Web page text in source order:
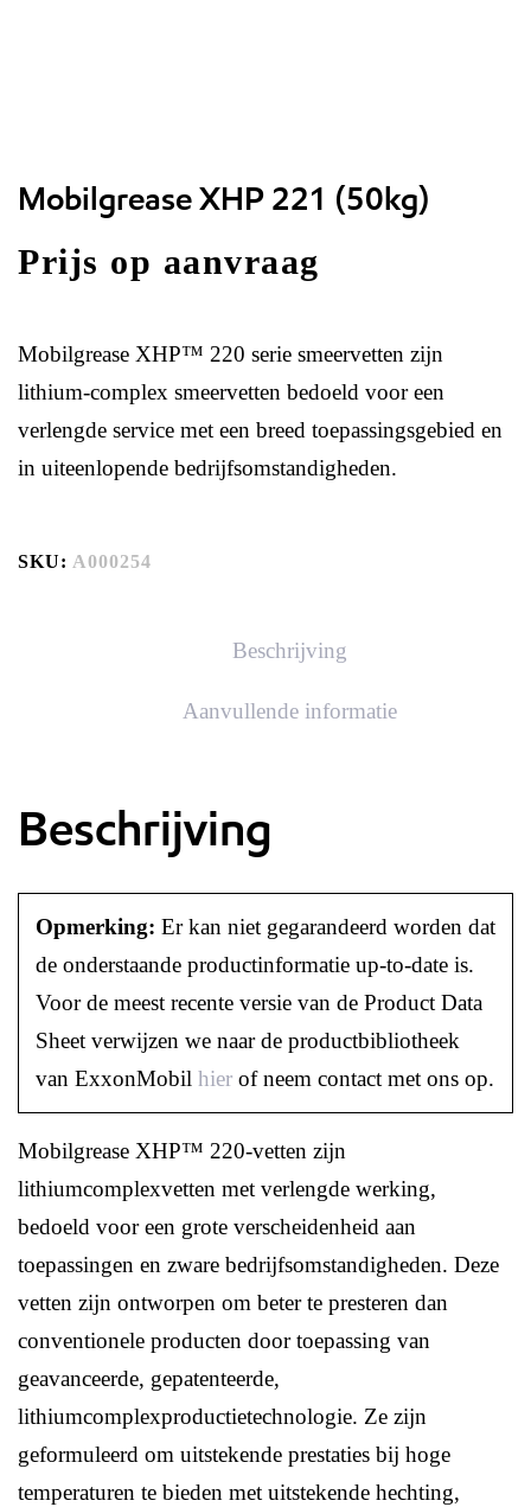
Mobilgrease XHP 221 (50kg)
Prijs op aanvraag
Mobilgrease XHP™ 220 serie smeervetten zijn
lithium-complex smeervetten bedoeld voor een
verlengde service met een breed toepassingsgebied en
in uiteenlopende bedrijfsomstandigheden.
SKU: A000254
Beschrijving
Aanvullende informatie
Beschrijving
Opmerking: Er kan niet gegarandeerd worden dat
de onderstaande productinformatie up-to-date is.
Voor de meest recente versie van de Product Data
Sheet verwijzen we naar de productbibliotheek
van ExxonMobil hier of neem contact met ons op.
Mobilgrease XHP™ 220-vetten zijn
lithiumcomplexvetten met verlengde werking,
bedoeld voor een grote verscheidenheid aan
toepassingen en zware bedrijfsomstandigheden. Deze
vetten zijn ontworpen om beter te presteren dan
conventionele producten door toepassing van
geavanceerde, gepatenteerde,
lithiumcomplexproductietechnologie. Ze zijn
geformuleerd om uitstekende prestaties bij hoge
temperaturen te bieden met uitstekende hechting,